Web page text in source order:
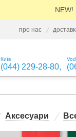
NEW!
про нас
Київ
(044) 229-28-80,
Аксесуари